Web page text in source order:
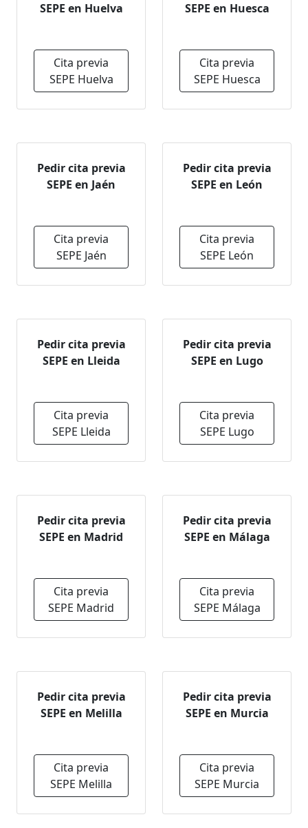
SEPE en Huelva
Cita previa
SEPE Huelva
SEPE en Huesca
Cita previa
SEPE Huesca
Pedir cita previa
SEPE en Jaén
Cita previa
SEPE Jaén
Pedir cita previa
SEPE en León
Cita previa
SEPE León
Pedir cita previa
SEPE en Lleida
Cita previa
SEPE Lleida
Pedir cita previa
SEPE en Lugo
Cita previa
SEPE Lugo
Pedir cita previa
SEPE en Madrid
Cita previa
SEPE Madrid
Pedir cita previa
SEPE en Málaga
Cita previa
SEPE Málaga
Pedir cita previa
SEPE en Melilla
Cita previa
SEPE Melilla
Pedir cita previa
SEPE en Murcia
Cita previa
SEPE Murcia